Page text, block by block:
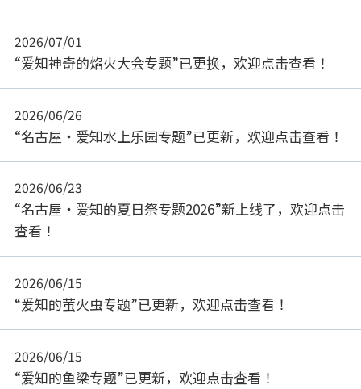
2026/07/01
“爱知神奇的焰火大会专题”已更换，欢迎点击查看！
2026/06/26
“名古屋・爱知水上乐园专题”已更新，欢迎点击查看！
2026/06/23
“名古屋・爱知的夏日祭专题2026”新上线了，欢迎点击
查看！
2026/06/15
“爱知的萤火虫专题”已更新，欢迎点击查看！
2026/06/15
“爱知的鱼梁专题”已更新，欢迎点击查看！